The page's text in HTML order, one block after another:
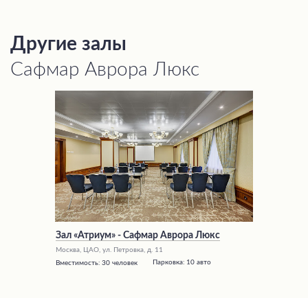
Другие залы
Сафмар Аврора Люкс
Зал «Атриум» - Сафмар Аврора Люкс
Москва, ЦАО, ул. Петровка, д. 11
Вместимость: 30 человек Парковка: 10 авто